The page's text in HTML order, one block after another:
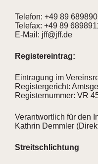
Telefon: +49 89 689890
Telefax: +49 89
E-Mail: jff@jff.de
Registereintrag:
Eintragung im
Registergericht:
Registernummer: VR
Verantwortlich für den
Kathrin Demmler
Streitschlichtung